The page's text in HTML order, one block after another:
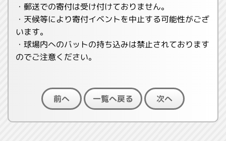
・郵送での寄付は受け付けておりません。
・天候等により寄付イベントを中止する可能性がござ
います。
・球場内へのバットの持ち込みは禁止されております
のでご注意ください。
前へ 一覧へ戻る 次へ